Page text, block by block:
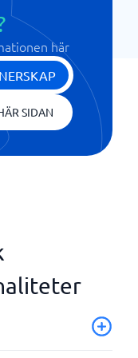
här
SIDAN